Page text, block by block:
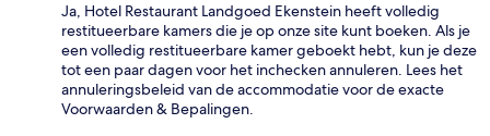
Ja, Hotel Restaurant Landgoed Ekenstein heeft volledig
restitueerbare kamers die je op onze site kunt boeken. Als je
een volledig restitueerbare kamer geboekt hebt, kun je deze
tot een paar dagen voor het inchecken annuleren. Lees het
annuleringsbeleid van de accommodatie voor de exacte
Voorwaarden & Bepalingen.